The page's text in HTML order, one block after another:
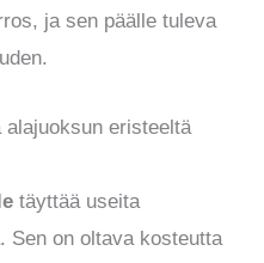
ja sen päälle tuleva
eristeeltä
täyttää useita
Sen on oltava kosteutta